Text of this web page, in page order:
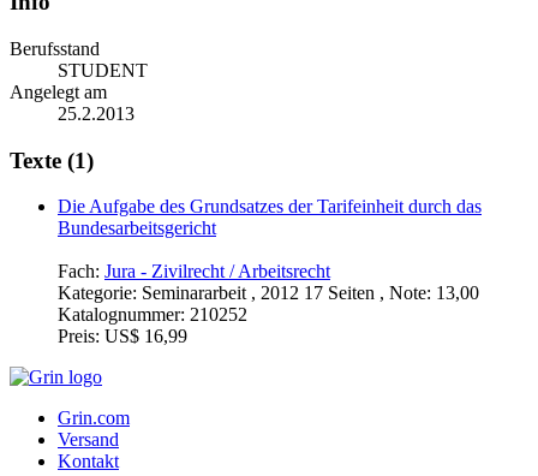
Berufsstand
STUDENT
Angelegt am
25.2.2013
Texte (1)
Die Aufgabe des Grundsatzes der Tarifeinheit durch das
Bundesarbeitsgericht
Fach: Jura - Zivilrecht / Arbeitsrecht
Kategorie: Seminararbeit , 2012 17 Seiten , Note: 13,00
Katalognummer: 210252
Preis: US$ 16,99
Grin.com
Versand
Kontakt